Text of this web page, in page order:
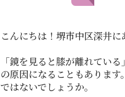
こんにちは！堺市中区深井
「鏡を見ると膝が離れてい
の原因になることもありま
ではないでしょうか。